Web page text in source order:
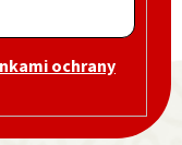
ochrany